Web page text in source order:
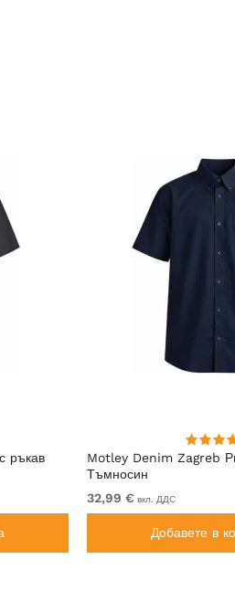
ръкав
Motley Denim Zagreb
Тъмносин
32,99 € вкл. ДДС
Добавете в